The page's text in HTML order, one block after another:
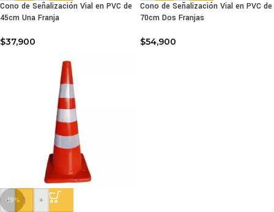
Cono de Señalización Vial en PVC de
45cm Una Franja
$37,900
Cono de Señalización Vial en PVC de
70cm Dos Franjas
$54,900
-19%
-
+